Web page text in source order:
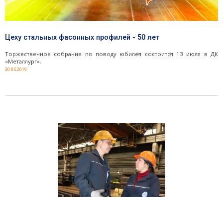
Цеху стальных фасонных профилей - 50 лет
Торжественное собрание по поводу юбилея состоится 13 июля в ДК
«Металлург».
30.05.2019